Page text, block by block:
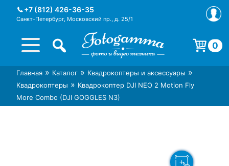
+7 (812) 426-36-35
Санкт-Петербург, Московский пр., д. 25/1
Интернет-магазин фототехники
Foto-Gamma в СПб
Магазин фотоаксессуаров foto-
gamma.ru
0
Корзина пуста.
Главная » Каталог » Квадрокоптеры и аксессуары »
Квадрокоптеры » Квадрокоптер DJI NEO 2 Motion Fly
More Combo (DJI GOGGLES N3)